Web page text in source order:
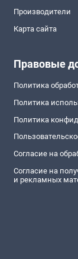
Производители
Карта сайта
Правовые
Политика
Политика
Политика
Согласие на
Согласие на
и рекламных